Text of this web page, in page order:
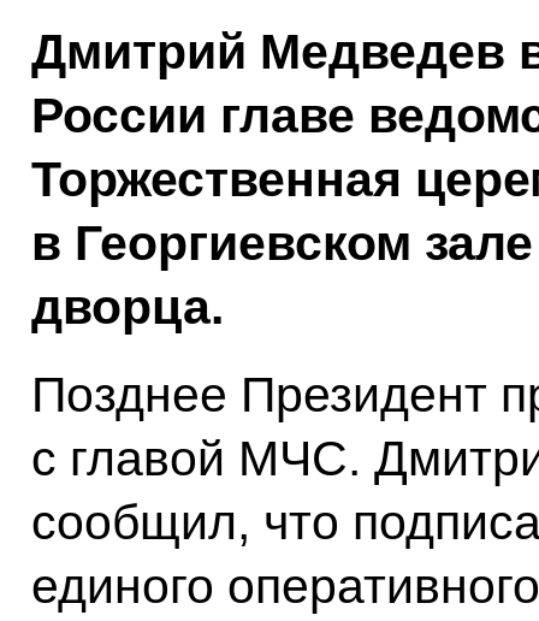
Дмитрий Медведев
России главе
Торжественная
в Георгиевском
дворца.
Позднее Президент
с главой МЧС.
сообщил, что
единого